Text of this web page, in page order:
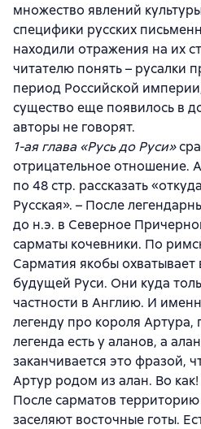
множество явлений
специфики русских
находили отражения на их
читателю понять – русалки
период Российской
существо еще появилось в
авторы не говорят.
1-ая глава «Русь до Руси»
отрицательное отношение.
по 48 стр. рассказать
Русская». – После
до н.э. в Северное
сарматы кочевники. По
Сарматия якобы
будущей Руси. Они куда
частности в Англию. И
легенду про короля
легенда есть у аланов, а
заканчивается это фразой,
Артур родом из алан. Во как!
После сарматов
заселяют восточные готы.